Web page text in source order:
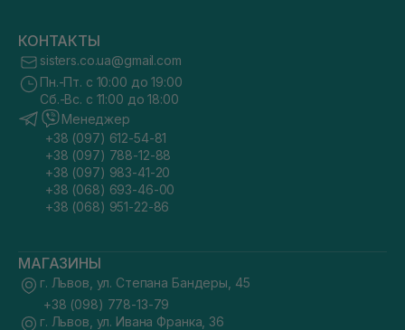
КОНТАКТЫ
sisters.co.ua@gmail.com
Пн.-Пт. с 10:00 до 19:00
Сб.-Вс. с 11:00 до 18:00
Менеджер
+38 (097) 612-54-81
+38 (097) 788-12-88
+38 (097) 983-41-20
+38 (068) 693-46-00
+38 (068) 951-22-86
МАГАЗИНЫ
г. Львов, ул. Степана Бандеры, 45
+38 (098) 778-13-79
г. Львов, ул. Ивана Франка, 36